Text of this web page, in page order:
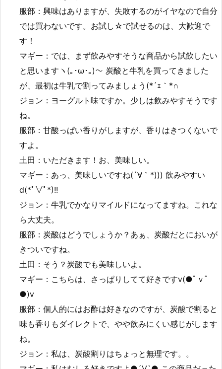
服部：興味はありますが、失敗するのがイヤなので自分
では買わないです。お試し☆で試せるのは、大歓迎で
す！
マギー：では、まず飲みやすそうな商品から試飲したい
と思いますヽ(｡･ω･｡)～ 炭酸と牛乳を買ってきました
が、最初は牛乳で割ってみましょう(*´ｪ｀*∩
ジョン：ヨーグルト味ですか。少しは飲みやすそうです
ね。
服部：甘酸っぱい香りがしますが、香りはきつくないで
すよ。
土田：いただきます！お、美味しい。
マギー：あっ、美味しいですね(´∀｀*))) 飲みやすい
d(*ﾟ∀ﾟ*)!!
ジョン：牛乳でかなりマイルドになってますね。これな
ら大丈夫。
服部：炭酸はどうでしょうか？あぁ、炭酸だとにおいが
きついですね。
土田：そう？炭酸でも美味しいよ。
マギー：こちらは、さっぱりしてて好きですv(●ﾟｖﾟ
●)v
服部：個人的にはお酢は好きなのですが、炭酸で割ると
味も香りもダイレクトで、やや飲みにくい感じがします
ね。
ジョン：私は、炭酸割りはちょっと無理です。。